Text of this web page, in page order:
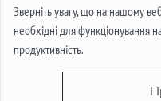
Зверніть увагу, що на нашому
необхідні для функціонування
продуктивність.